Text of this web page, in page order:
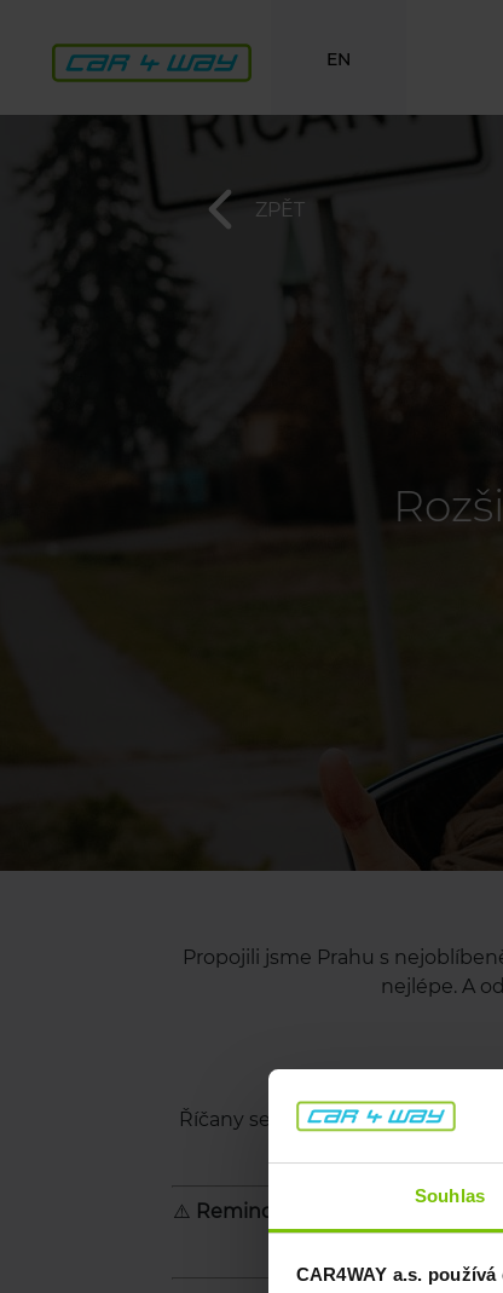
Souhlas
CAR4WAY a.s.
EN
ZPĚT